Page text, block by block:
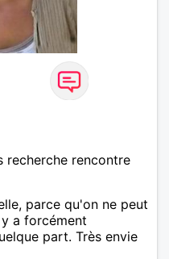
recherche rencontre
parce qu'on ne peut
a forcément
part. Très envie